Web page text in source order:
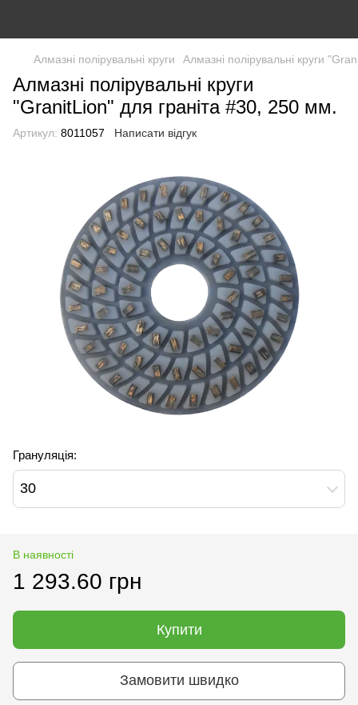
Алмазні полірувальні круги Алмазні полірувальні круги
Алмазні полірувальні круги
"GranitLion" для граніта #30, 250 мм.
Артикул: 8011057 Написати відгук
Грануляція:
30
В наявності
1 293.60 грн
Купити
Замовити швидко